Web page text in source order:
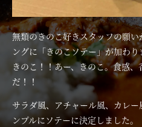
無類のきのこ好きスタッフの願
ングに「きのこソテー」が加わり
きのこ！！あー、きのこ。食感
だ！！
サラダ風、アチャール風、カレ
ンプルにソテーに決定しました。